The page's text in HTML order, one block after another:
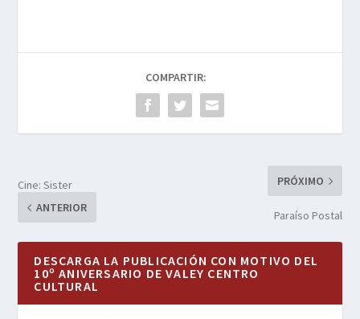
COMPARTIR:
Cine: Sister
ANTERIOR
PRÓXIMO
Paraíso Postal
DESCARGA LA PUBLICACIÓN CON MOTIVO DEL
10º ANIVERSARIO DE VALEY CENTRO
CULTURAL